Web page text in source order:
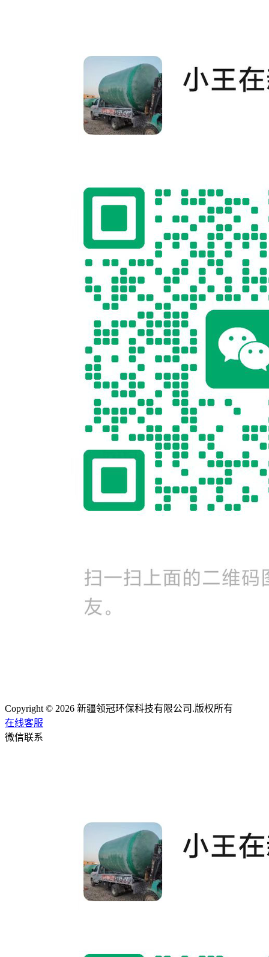
Copyright © 2026 新疆领冠环保科技有限公司.版权所有
在线客服
微信联系